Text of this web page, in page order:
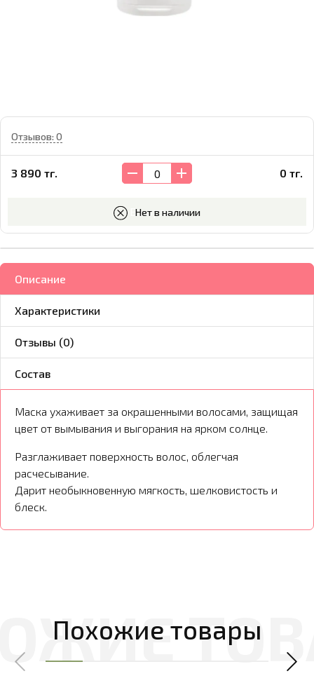
Отзывов: 0
3 890 тг. 0 тг.
Нет в наличии
В корзину
Описание
Характеристики
Отзывы (0)
Состав
Маска ухаживает за окрашенными волосами, защищая
цвет от вымывания и выгорания на ярком солнце.
Разглаживает поверхность волос, облегчая
расчесывание.
Дарит необыкновенную мягкость, шелковистость и
блеск.
Похожие товары